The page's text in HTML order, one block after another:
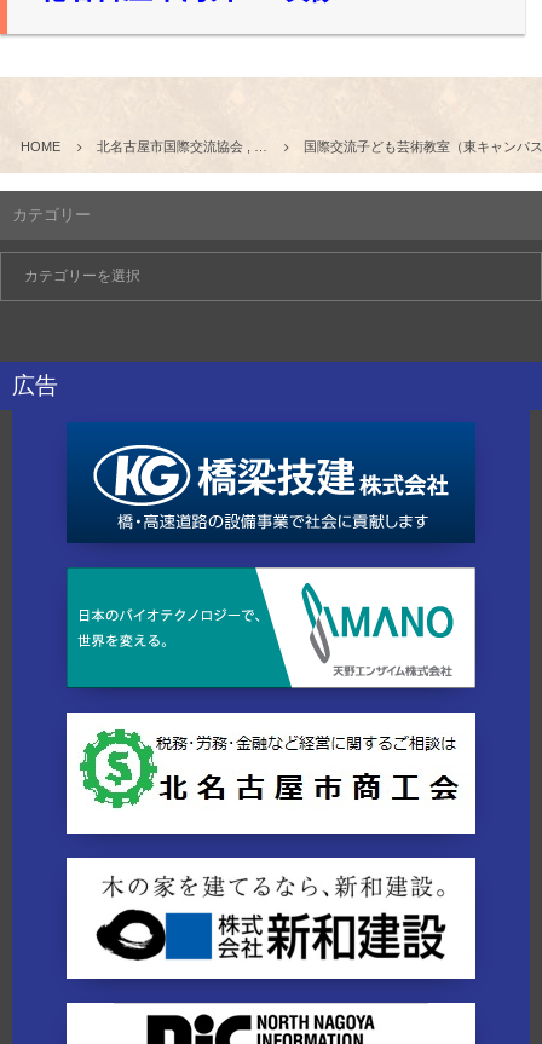
HOME 北名古屋市国際交流協会 , … 国際交流子ども芸術教室（東キャンパ
カテゴリー
広告